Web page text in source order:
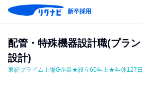
新卒採用
配管・特殊機器設計職(プラン
設計)
東証プライム上場G企業★設立60年上★年休127